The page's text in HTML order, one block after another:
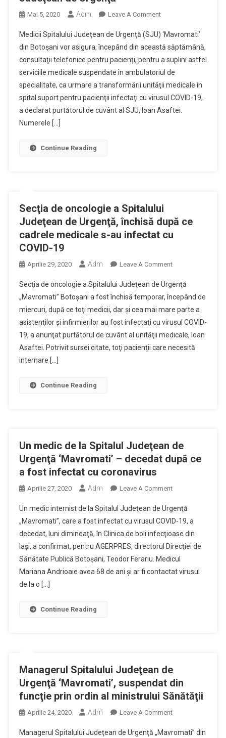
Mai 5, 2020 Adm Leave A CommentOn
Telefonice
Pentru
Pacienţi
Acordate
De
Medicii
De
Medicii Spitalului Judeţean de Urgenţă (SJU) ‘Mavromati’
din Botoşani vor asigura, începând din această săptămână,
consultaţii telefonice pentru pacienţi, pentru a suplini astfel
serviciile medicale suspendate în ambulatoriul de
specialitate, ca urmare a transformării unităţii medicale în
spital suport pentru pacienţii infectaţi cu virusul COVID-19,
a declarat purtătorul de cuvânt al SJU, Ioan Asaftei.
Numerele […]
Continue Reading
Secţia de oncologie a Spitalului
Judeţean de Urgenţă, închisă după ce
cadrele medicale s-au infectat cu
COVID-19
Aprilie 29, 2020 Adm Leave A CommentOn
De
Oncologie
A
Spitalului
Judeţean
De
Infectat
Cu
Secţia de oncologie a Spitalului Judeţean de Urgenţă
„Mavromati” Botoşani a fost închisă temporar, începând de
miercuri, după ce toţi medicii, dar şi cea mai mare parte a
asistenţilor şi infirmierilor au fost infectaţi cu virusul COVID-
19, a anunţat purtătorul de cuvânt al unităţii medicale, Ioan
Asaftei. Potrivit sursei citate, toţi pacienţii care necesită
internare […]
Continue Reading
Un medic de la Spitalul Judeţean de
Urgenţă ‘Mavromati’ – decedat după ce
a fost infectat cu coronavirus
Aprilie 27, 2020 Adm Leave A CommentOn
Medic
De
La
Spitalul
Judeţean
De
Infectat
Cu
Coronavirus
Un medic internist de la Spitalul Judeţean de Urgenţă
„Mavromati”, care a fost infectat cu virusul COVID-19, a
decedat, luni dimineaţă, în Clinica de boli infecţioase din
Iaşi, a confirmat, pentru AGERPRES, directorul Direcţiei de
Sănătate Publică Botoşani, Teodor Ferariu. Medicul
Mariana Andrioaie avea 68 de ani şi ar fi contactat virusul
de la o […]
Continue Reading
Managerul Spitalului Judeţean de
Urgenţă ‘Mavromati’, suspendat din
funcţie prin ordin al ministrului Sănătăţii
Aprilie 24, 2020 Adm Leave A CommentOn
Spitalului
Managerul Spitalului Judeţean de Urgenţă „Mavromati” din